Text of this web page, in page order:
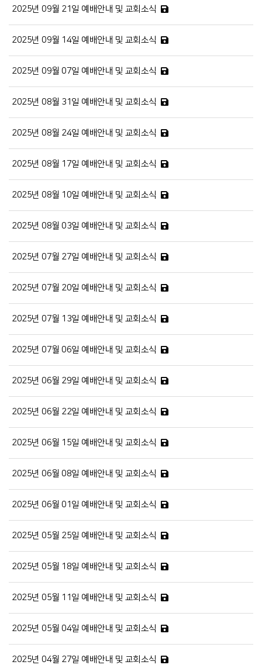
2025년 09월 21일 예배안내 및 교회소식
2025년 09월 14일 예배안내 및 교회소식
2025년 09월 07일 예배안내 및 교회소식
2025년 08월 31일 예배안내 및 교회소식
2025년 08월 24일 예배안내 및 교회소식
2025년 08월 17일 예배안내 및 교회소식
2025년 08월 10일 예배안내 및 교회소식
2025년 08월 03일 예배안내 및 교회소식
2025년 07월 27일 예배안내 및 교회소식
2025년 07월 20일 예배안내 및 교회소식
2025년 07월 13일 예배안내 및 교회소식
2025년 07월 06일 예배안내 및 교회소식
2025년 06월 29일 예배안내 및 교회소식
2025년 06월 22일 예배안내 및 교회소식
2025년 06월 15일 예배안내 및 교회소식
2025년 06월 08일 예배안내 및 교회소식
2025년 06월 01일 예배안내 및 교회소식
2025년 05월 25일 예배안내 및 교회소식
2025년 05월 18일 예배안내 및 교회소식
2025년 05월 11일 예배안내 및 교회소식
2025년 05월 04일 예배안내 및 교회소식
2025년 04월 27일 예배안내 및 교회소식